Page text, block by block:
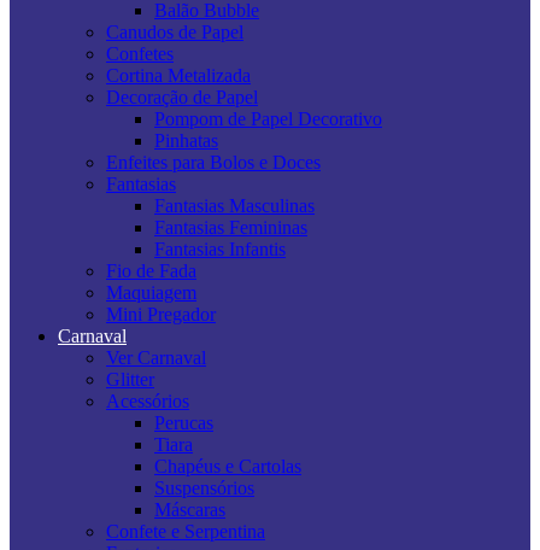
Balão Bubble
Canudos de Papel
Confetes
Cortina Metalizada
Decoração de Papel
Pompom de Papel Decorativo
Pinhatas
Enfeites para Bolos e Doces
Fantasias
Fantasias Masculinas
Fantasias Femininas
Fantasias Infantis
Fio de Fada
Maquiagem
Mini Pregador
Carnaval
Ver Carnaval
Glitter
Acessórios
Perucas
Tiara
Chapéus e Cartolas
Suspensórios
Máscaras
Confete e Serpentina